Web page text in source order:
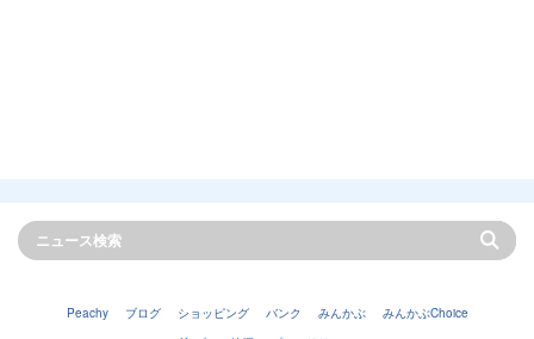
Peachy ブログ ショッピング バンク みんかぶ
みんかぶChoice